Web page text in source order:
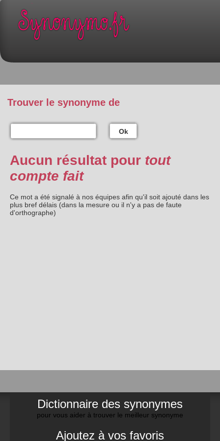
Trouver le synonyme de
Ok
Aucun résultat pour tout
compte fait
Ce mot a été signalé à nos équipes afin qu'il soit ajouté dans les
plus bref délais (dans la mesure ou il n'y a pas de faute
d'orthographe)
Dictionnaire des synonymes
pour vous aider à trouver le meilleur synonyme
Ajoutez à vos favoris